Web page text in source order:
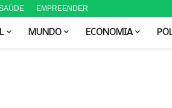
EMPREENDER
MUNDO ECONOMIA